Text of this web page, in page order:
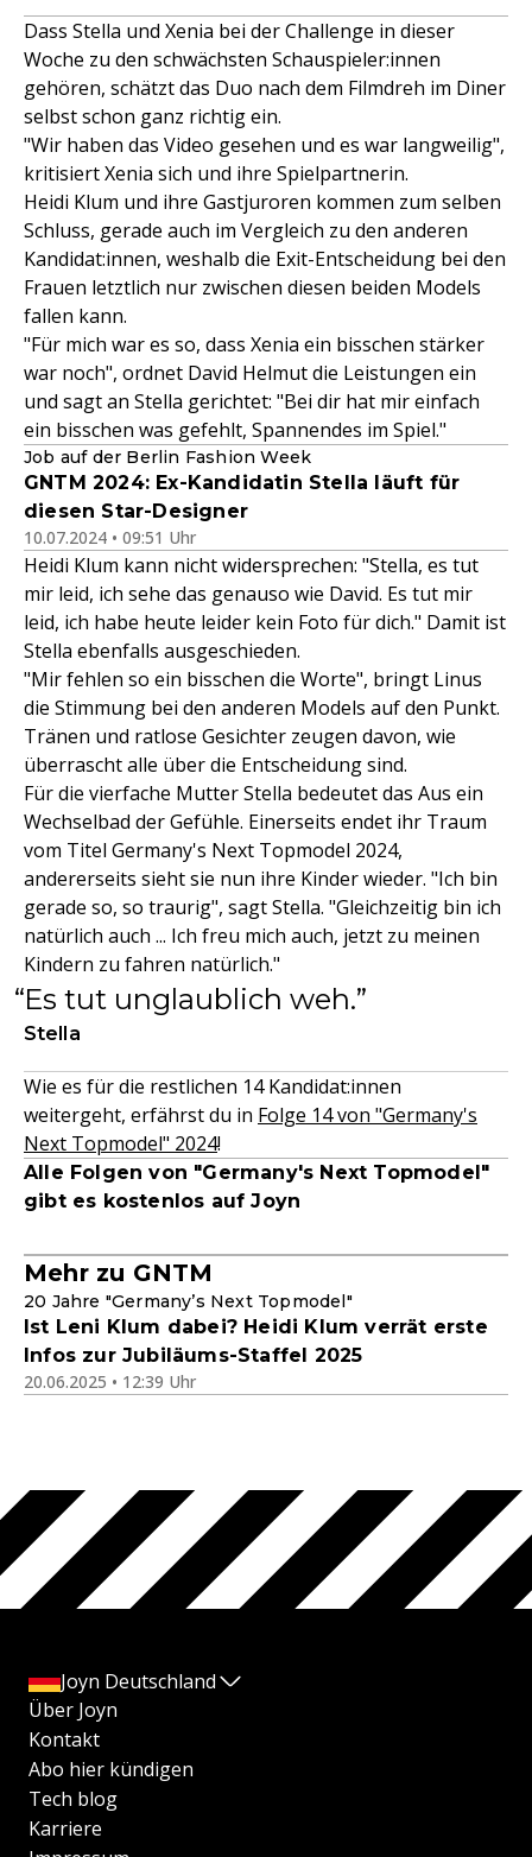
Dass Stella und Xenia bei der Challenge in dieser
Woche zu den schwächsten Schauspieler:innen
gehören, schätzt das Duo nach dem Filmdreh im Diner
selbst schon ganz richtig ein.
"Wir haben das Video gesehen und es war langweilig",
kritisiert Xenia sich und ihre Spielpartnerin.
Heidi Klum und ihre Gastjuroren kommen zum selben
Schluss, gerade auch im Vergleich zu den anderen
Kandidat:innen, weshalb die Exit-Entscheidung bei den
Frauen letztlich nur zwischen diesen beiden Models
fallen kann.
"Für mich war es so, dass Xenia ein bisschen stärker
war noch", ordnet David Helmut die Leistungen ein
und sagt an Stella gerichtet: "Bei dir hat mir einfach
ein bisschen was gefehlt, Spannendes im Spiel."
Job auf der Berlin Fashion Week
GNTM 2024: Ex-Kandidatin Stella läuft für
diesen Star-Designer
10.07.2024 • 09:51 Uhr
Heidi Klum kann nicht widersprechen: "Stella, es tut
mir leid, ich sehe das genauso wie David. Es tut mir
leid, ich habe heute leider kein Foto für dich." Damit ist
Stella ebenfalls ausgeschieden.
"Mir fehlen so ein bisschen die Worte", bringt Linus
die Stimmung bei den anderen Models auf den Punkt.
Tränen und ratlose Gesichter zeugen davon, wie
überrascht alle über die Entscheidung sind.
Für die vierfache Mutter Stella bedeutet das Aus ein
Wechselbad der Gefühle. Einerseits endet ihr Traum
vom Titel Germany's Next Topmodel 2024,
andererseits sieht sie nun ihre Kinder wieder. "Ich bin
gerade so, so traurig", sagt Stella. "Gleichzeitig bin ich
natürlich auch ... Ich freu mich auch, jetzt zu meinen
Kindern zu fahren natürlich."
Es tut unglaublich weh.
Stella
Wie es für die restlichen 14 Kandidat:innen
weitergeht, erfährst du in Folge 14 von "Germany's
Next Topmodel" 2024!
Alle Folgen von "Germany's Next Topmodel"
gibt es kostenlos auf Joyn
Mehr zu GNTM
20 Jahre "Germany’s Next Topmodel"
Ist Leni Klum dabei? Heidi Klum verrät erste
Infos zur Jubiläums-Staffel 2025
20.06.2025 • 12:39 Uhr
Joyn Deutschland
Über Joyn
Kontakt
Abo hier kündigen
Tech blog
Karriere